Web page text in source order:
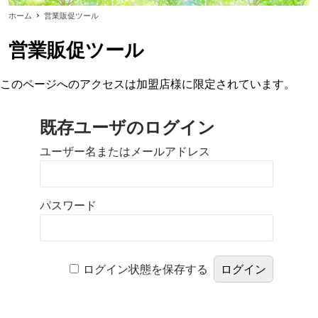
ホーム 営業販促ツール
営業販促ツール
このページへのアクセスは加盟店様に限定されています。
既存ユーザのログイン
ユーザー名またはメールアドレス
パスワード
ログイン状態を保存する